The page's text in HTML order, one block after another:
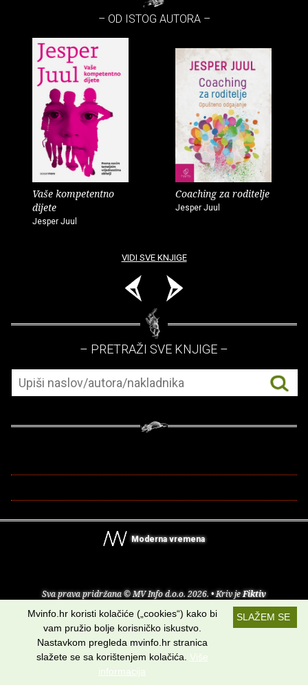
– OD ISTOG AUTORA –
Vaše kompetentno
dijete
Jesper Juul
Coaching za roditelje
Jesper Juul
VIDI SVE KNJIGE
– PRETRAŽI SVE KNJIGE –
Moderna vremena
Sva prava pridržana © MV Info d.o.o. 2026. • Kriv jeFiktiv
Uvjeti korištenja RSS kanali
Potraži nas na:
SLAŽEM SE
Mvinfo.hr koristi kolačiće („cookies“) kako bi
vam pružio bolje korisničko iskustvo.
Nastavkom pregleda mvinfo.hr stranica
slažete se sa korištenjem kolačića. Više
informacija